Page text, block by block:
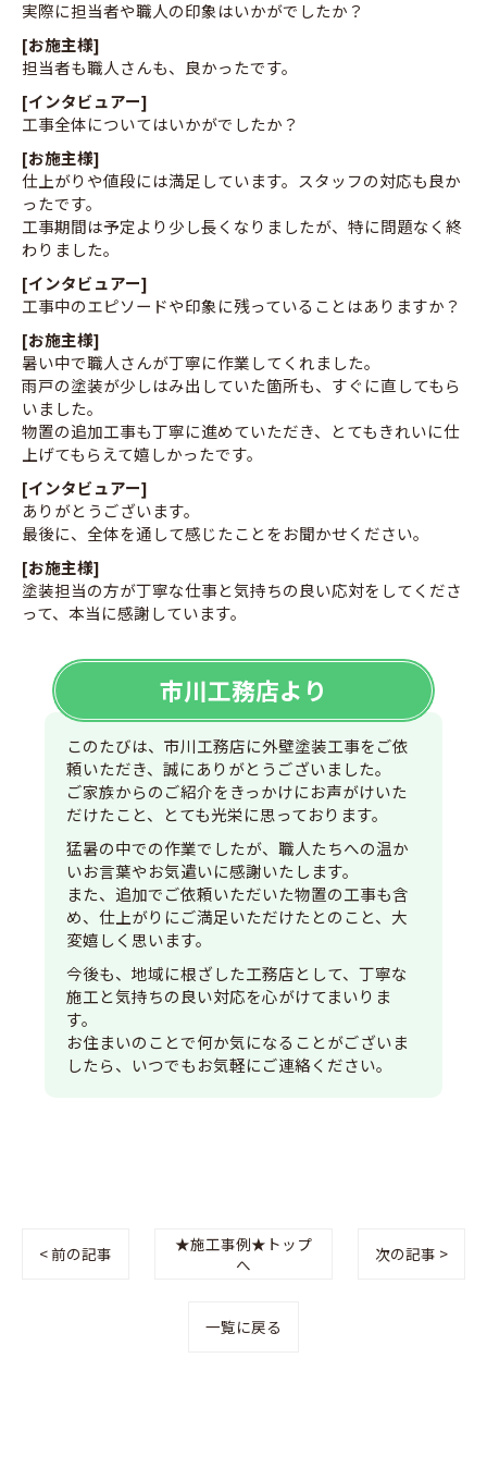
実際に担当者や職人の印象はいかがでしたか？
[お施主様]
担当者も職人さんも、良かったです。
[インタビュアー]
工事全体についてはいかがでしたか？
[お施主様]
仕上がりや値段には満足しています。スタッフの対応も良か
ったです。
工事期間は予定より少し長くなりましたが、特に問題なく終
わりました。
[インタビュアー]
工事中のエピソードや印象に残っていることはありますか？
[お施主様]
暑い中で職人さんが丁寧に作業してくれました。
雨戸の塗装が少しはみ出していた箇所も、すぐに直してもら
いました。
物置の追加工事も丁寧に進めていただき、とてもきれいに仕
上げてもらえて嬉しかったです。
[インタビュアー]
ありがとうございます。
最後に、全体を通して感じたことをお聞かせください。
[お施主様]
塗装担当の方が丁寧な仕事と気持ちの良い応対をしてくださ
って、本当に感謝しています。
市川工務店より
このたびは、市川工務店に外壁塗装工事をご依
頼いただき、誠にありがとうございました。
ご家族からのご紹介をきっかけにお声がけいた
だけたこと、とても光栄に思っております。
猛暑の中での作業でしたが、職人たちへの温か
いお言葉やお気遣いに感謝いたします。
また、追加でご依頼いただいた物置の工事も含
め、仕上がりにご満足いただけたとのこと、大
変嬉しく思います。
今後も、地域に根ざした工務店として、丁寧な
施工と気持ちの良い対応を心がけてまいりま
す。
お住まいのことで何か気になることがございま
したら、いつでもお気軽にご連絡ください。
< 前の記事
★施工事例★トップ
へ
次の記事 >
一覧に戻る